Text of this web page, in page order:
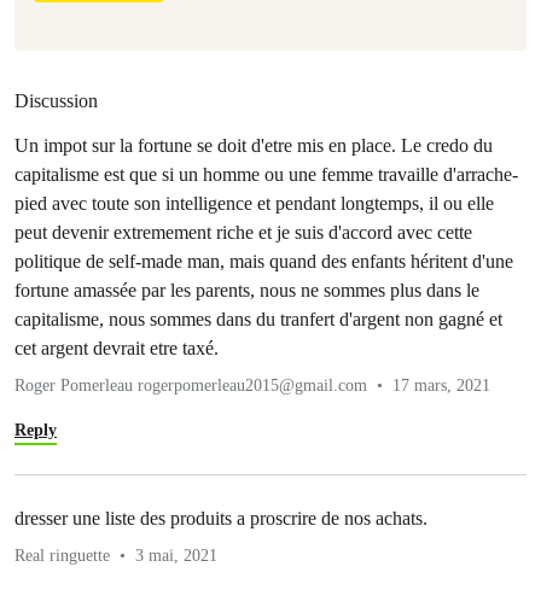
Discussion
Un impot sur la fortune se doit d'etre mis en place. Le credo du
capitalisme est que si un homme ou une femme travaille d'arrache-
pied avec toute son intelligence et pendant longtemps, il ou elle
peut devenir extremement riche et je suis d'accord avec cette
politique de self-made man, mais quand des enfants héritent d'une
fortune amassée par les parents, nous ne sommes plus dans le
capitalisme, nous sommes dans du tranfert d'argent non gagné et
cet argent devrait etre taxé.
Roger Pomerleau rogerpomerleau2015@gmail.com 17 mars, 2021
Reply
dresser une liste des produits a proscrire de nos achats.
Real ringuette 3 mai, 2021